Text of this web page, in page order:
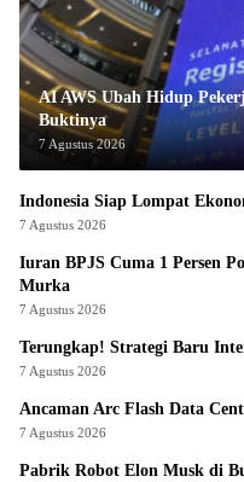
AI AWS Ubah Hidup
Buktinya
7 Agustus 2026
Indonesia Siap Lompat
7 Agustus 2026
Iuran BPJS Cuma 1 Persen
Murka
7 Agustus 2026
Terungkap! Strategi Baru
7 Agustus 2026
Ancaman Arc Flash Data
7 Agustus 2026
Pabrik Robot Elon Musk di